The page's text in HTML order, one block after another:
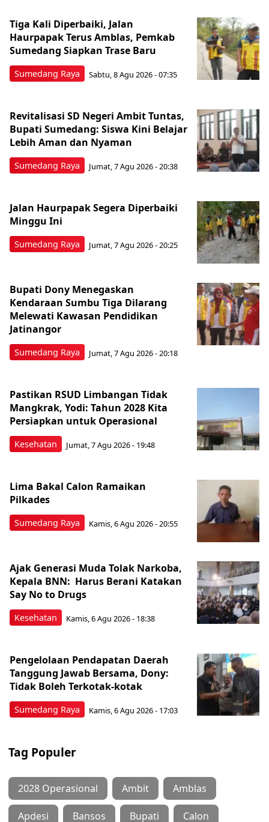
Sumedang Raya
Tiga Kali Diperbaiki, Jalan
Haurpapak Terus Amblas, Pemkab
Sumedang Siapkan Trase Baru
Sabtu, 8 Agu 2026 - 07:35
Sumedang Raya
Revitalisasi SD Negeri Ambit Tuntas,
Bupati Sumedang: Siswa Kini Belajar
Lebih Aman dan Nyaman
Jumat, 7 Agu 2026 - 20:38
Sumedang Raya
Jalan Haurpapak Segera Diperbaiki
Minggu Ini
Jumat, 7 Agu 2026 - 20:25
Sumedang Raya
Bupati Dony Menegaskan
Kendaraan Sumbu Tiga Dilarang
Melewati Kawasan Pendidikan
Jatinangor
Jumat, 7 Agu 2026 - 20:18
Kesehatan
Pastikan RSUD Limbangan Tidak
Mangkrak, Yodi: Tahun 2028 Kita
Persiapkan untuk Operasional
Jumat, 7 Agu 2026 - 19:48
Sumedang Raya
Lima Bakal Calon Ramaikan
Pilkades
Kamis, 6 Agu 2026 - 20:55
Kesehatan
Ajak Generasi Muda Tolak Narkoba,
Kepala BNN: Harus Berani Katakan
Say No to Drugs
Kamis, 6 Agu 2026 - 18:38
Sumedang Raya
Pengelolaan Pendapatan Daerah
Tanggung Jawab Bersama, Dony:
Tidak Boleh Terkotak-kotak
Kamis, 6 Agu 2026 - 17:03
Tag Populer
2028 Operasional Ambit Amblas
Apdesi Bansos Bupati Calon